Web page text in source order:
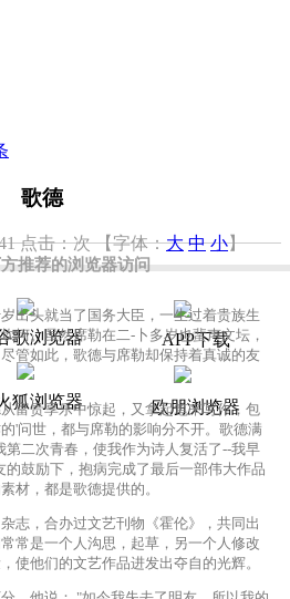
推荐的浏览器访问
歌浏览器 APP下载
狐浏览器 欧朋浏览器
歌德
点击：次 【字体：大 中 小】
头就当了国务大臣，一生过着贵族生
坷。虽然席勒在二-卜多岁也蜚声文坛，
管如此，歌德与席勒却保持着真诚的友
贵享乐中惊起，又拿起笔来写作，包
'问世，都与席勒的影响分不开。歌德满
二次青春，使我作为诗人复活了--我早
鼓励下，抱病完成了最后一部伟大作品
材，都是歌德提供的。
，合办过文艺刊物《霍伦》，共同出
常是一个人沟思，起草，另一个人修改
使他们的文艺作品进发出夺自的光辉。